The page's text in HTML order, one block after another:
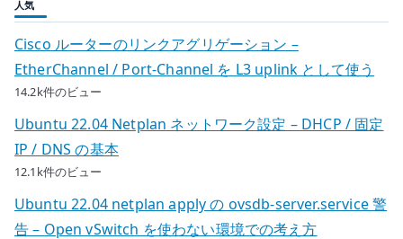
人気
Cisco ルーターのリンクアグリゲーション –
EtherChannel / Port-Channel を L3 uplink として使う
14.2k件のビュー
Ubuntu 22.04 Netplan ネットワーク設定 – DHCP / 固定
IP / DNS の基本
12.1k件のビュー
Ubuntu 22.04 netplan apply の ovsdb-server.service 警
告 – Open vSwitch を使わない環境での考え方